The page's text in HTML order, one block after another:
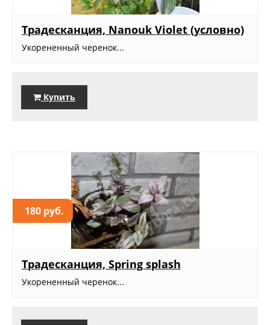
Традесканция, Nanouk Violet (условно)
Укорененный черенок...
Купить
180 руб.
Традесканция, Spring splash
Укорененный черенок...